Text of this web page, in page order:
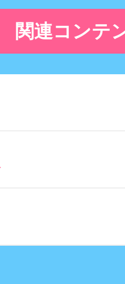
関連コンテ